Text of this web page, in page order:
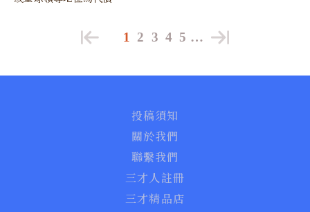
1 2 3 4 5 …
投稿須知
關於我們
聯繫我們
三才人註冊
三才精品店